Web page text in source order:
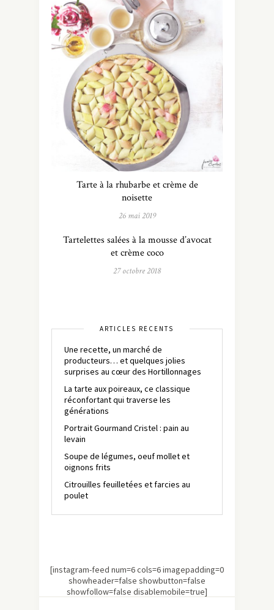
Tarte à la rhubarbe et crème de
noisette
26 mai 2019
Tartelettes salées à la mousse d’avocat
et crème coco
27 octobre 2018
ARTICLES RÉCENTS
Une recette, un marché de
producteurs… et quelques jolies
surprises au cœur des Hortillonnages
La tarte aux poireaux, ce classique
réconfortant qui traverse les
générations
Portrait Gourmand Cristel : pain au
levain
Soupe de légumes, oeuf mollet et
oignons frits
Citrouilles feuilletées et farcies au
poulet
[instagram-feed num=6 cols=6 imagepadding=0
showheader=false showbutton=false
showfollow=false disablemobile=true]